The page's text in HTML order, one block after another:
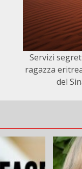
Servizi
ragazza
del